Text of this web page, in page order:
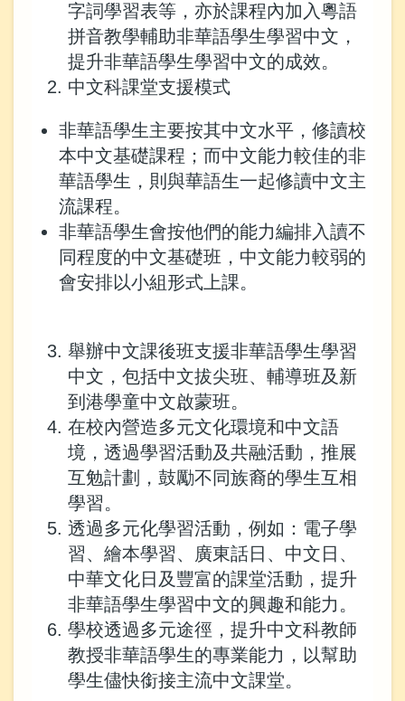
字詞學習表等，亦於課程內加入粵語
拼音教學輔助非華語學生學習中文，
提升非華語學生學習中文的成效。
中文科課堂支援模式
非華語學生主要按其中文水平，修讀校
本中文基礎課程；而中文能力較佳的非
華語學生，則與華語生一起修讀中文主
流課程。
非華語學生會按他們的能力編排入讀不
同程度的中文基礎班，中文能力較弱的
會安排以小組形式上課。
舉辦中文課後班支援非華語學生學習
中文，包括中文拔尖班、輔導班及新
到港學童中文啟蒙班。
在校內營造多元文化環境和中文語
境，透過學習活動及共融活動，推展
互勉計劃，鼓勵不同族裔的學生互相
學習。
透過多元化學習活動，例如：電子學
習、繪本學習、廣東話日、中文日、
中華文化日及豐富的課堂活動，提升
非華語學生學習中文的興趣和能力。
學校透過多元途徑，提升中文科教師
教授非華語學生的專業能力，以幫助
學生儘快銜接主流中文課堂。